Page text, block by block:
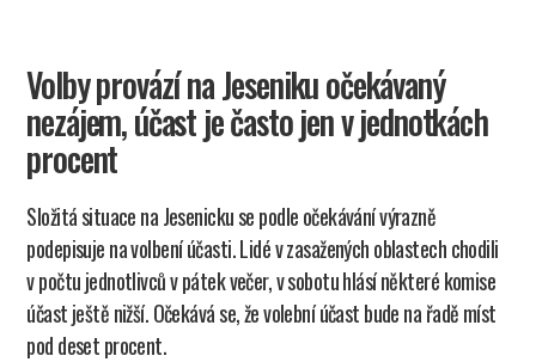
Volby provází na Jeseniku očekávaný
nezájem, účast je často jen v jednotkách
procent
Složitá situace na Jesenicku se podle očekávání výrazně
podepisuje na volbení účasti. Lidé v zasažených oblastech chodili
v počtu jednotlivců v pátek večer, v sobotu hlásí některé komise
účast ještě nižší. Očekává se, že volební účast bude na řadě míst
pod deset procent.